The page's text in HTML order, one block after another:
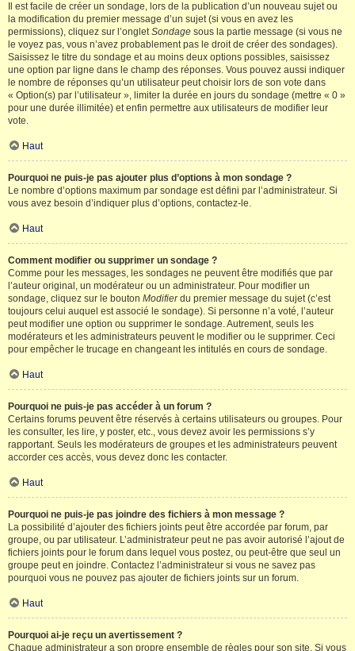
Il est facile de créer un sondage, lors de la publication d’un nouveau sujet ou
la modification du premier message d’un sujet (si vous en avez les
permissions), cliquez sur l’ongletSondage sous la partie message (si vous ne
le voyez pas, vous n’avez probablement pas le droit de créer des sondages).
Saisissez le titre du sondage et au moins deux options possibles, saisissez
une option par ligne dans le champ des réponses. Vous pouvez aussi indiquer
le nombre de réponses qu’un utilisateur peut choisir lors de son vote dans
« Option(s) par l’utilisateur », limiter la durée en jours du sondage (mettre « 0 »
pour une durée illimitée) et enfin permettre aux utilisateurs de modifier leur
vote.
Haut
Pourquoi ne puis-je pas ajouter plus d’options à mon sondage ?
Le nombre d’options maximum par sondage est défini par l’administrateur. Si
vous avez besoin d’indiquer plus d’options, contactez-le.
Haut
Comment modifier ou supprimer un sondage ?
Comme pour les messages, les sondages ne peuvent être modifiés que par
l’auteur original, un modérateur ou un administrateur. Pour modifier un
sondage, cliquez sur le bouton Modifierdu premier message du sujet (c’est
toujours celui auquel est associé le sondage). Si personne n’a voté, l’auteur
peut modifier une option ou supprimer le sondage. Autrement, seuls les
modérateurs et les administrateurs peuvent le modifier ou le supprimer. Ceci
pour empêcher le trucage en changeant les intitulés en cours de sondage.
Haut
Pourquoi ne puis-je pas accéder à un forum ?
Certains forums peuvent être réservés à certains utilisateurs ou groupes. Pour
les consulter, les lire, y poster, etc., vous devez avoir les permissions s’y
rapportant. Seuls les modérateurs de groupes et les administrateurs peuvent
accorder ces accès, vous devez donc les contacter.
Haut
Pourquoi ne puis-je pas joindre des fichiers à mon message ?
La possibilité d’ajouter des fichiers joints peut être accordée par forum, par
groupe, ou par utilisateur. L’administrateur peut ne pas avoir autorisé l’ajout de
fichiers joints pour le forum dans lequel vous postez, ou peut-être que seul un
groupe peut en joindre. Contactez l’administrateur si vous ne savez pas
pourquoi vous ne pouvez pas ajouter de fichiers joints sur un forum.
Haut
Pourquoi ai-je reçu un avertissement ?
Chaque administrateur a son propre ensemble de règles pour son site. Si vous